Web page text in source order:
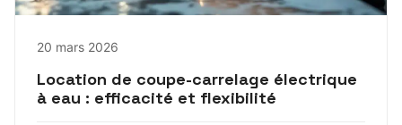
20 mars 2026
Location de coupe-carrelage électrique
à eau : efficacité et flexibilité